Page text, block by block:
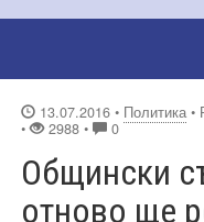
13.07.2016 • Политика •
•
2988 • 0
Общински
отново ще